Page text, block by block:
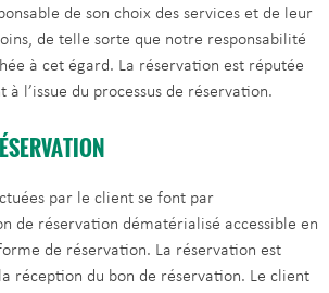
de son choix des services et de leur
de telle sorte que notre responsabilité
à cet égard. La réservation est réputée
l’issue du processus de réservation.
par le client se font par
de réservation dématérialisé accessible en
de réservation. La réservation est
réception du bon de réservation. Le client